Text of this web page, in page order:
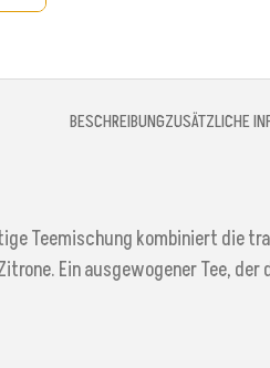
BESCHREIBUNGZUSÄTZLICHE
Teemischung kombiniert die
Ein ausgewogener Tee,